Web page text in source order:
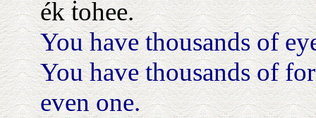
ék ṫohee.
You have thousands of
You have thousands of
even one.